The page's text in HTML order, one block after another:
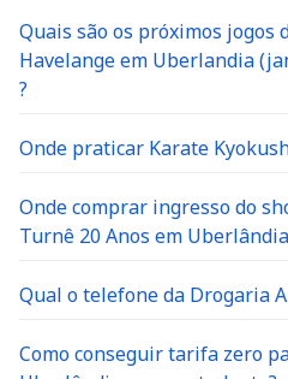
Quais são os próximos jogos
Havelange em Uberlandia
?
Onde praticar Karate
Onde comprar ingresso do
Turnê 20 Anos em
Qual o telefone da Drogaria
Como conseguir tarifa zero